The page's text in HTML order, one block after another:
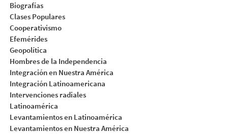
Biografías
Clases Populares
Cooperativismo
Efemérides
Geopolítica
Hombres de la Independencia
Integración en Nuestra América
Integración Latinoamericana
Intervenciones radiales
Latinoamérica
Levantamientos en Latinoamérica
Levantamientos en Nuestra América